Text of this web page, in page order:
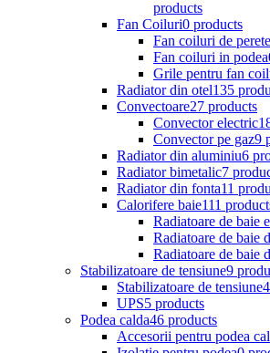
products
Fan Coiluri0 products
Fan coiluri de perete
Fan coiluri in podea
Grile pentru fan
Radiator din otel135
Convectoare27 products
Convector electric
Convector pe gaz9
Radiator din aluminiu6
Radiator bimetalic7
Radiator din fonta11
Calorifere baie111
Radiatoare de baie
Radiatoare de baie
Radiatoare de baie
Stabilizatoare de tensiune9
Stabilizatoare de tensiune
UPS5 products
Podea calda46 products
Accesorii pentru podea